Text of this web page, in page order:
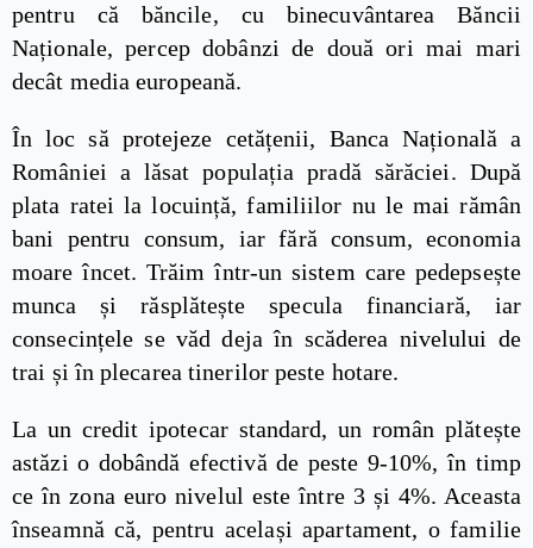
pentru că băncile, cu binecuvântarea Băncii
Naționale, percep dobânzi de două ori mai mari
decât media europeană.
În loc să protejeze cetățenii, Banca Națională a
României a lăsat populația pradă sărăciei. După
plata ratei la locuință, familiilor nu le mai rămân
bani pentru consum, iar fără consum, economia
moare încet. Trăim într-un sistem care pedepsește
munca și răsplătește specula financiară, iar
consecințele se văd deja în scăderea nivelului de
trai și în plecarea tinerilor peste hotare.
La un credit ipotecar standard, un român plătește
astăzi o dobândă efectivă de peste 9-10%, în timp
ce în zona euro nivelul este între 3 și 4%. Aceasta
înseamnă că, pentru același apartament, o familie